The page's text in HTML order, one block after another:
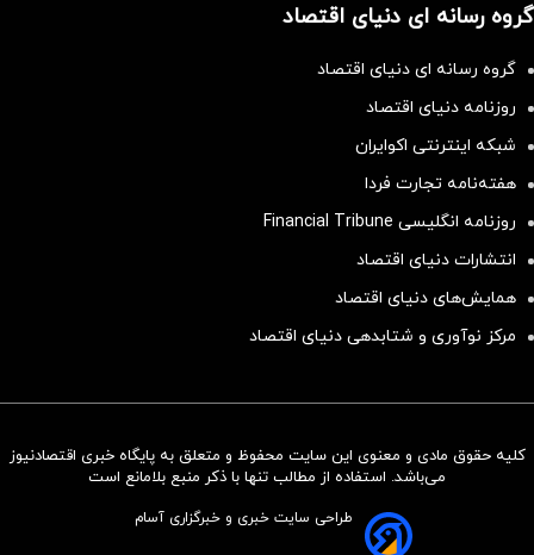
سرمایه‌گذاری همسنگ با شاخص
گروه رسانه ای دنیای اقتصاد
گروه رسانه ای دنیای اقتصاد
روزنامه دنیای اقتصاد
شبکه اینترنتی اکوایران
هفته‌نامه تجارت فردا
روزنامه انگلیسی Financial Tribune
انتشارات دنیای اقتصاد
همایش‌های دنیای اقتصاد
مرکز نوآوری و شتابدهی دنیای اقتصاد
کلیه حقوق مادی و معنوی این سایت محفوظ و متعلق به پایگاه خبری اقتصادنیوز
می‌باشد. استفاده از مطالب تنها با ذکر منبع بلامانع است
طراحی سایت خبری و خبرگزاری آسام